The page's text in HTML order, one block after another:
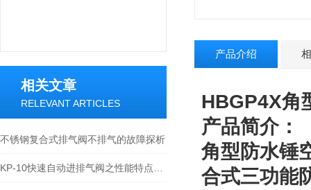
相关文章
RELEVANT ARTICLES
不锈钢复合式排气阀不排气的故障探析
产品介绍
HBGP4X角
产品简介：
角型 防水锤
合式三功能